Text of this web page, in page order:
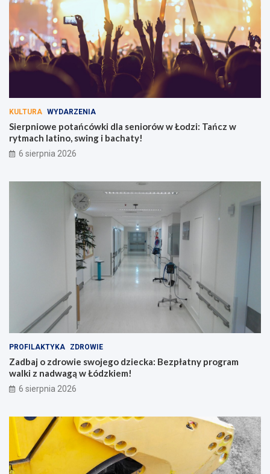
KULTURA WYDARZENIA
Sierpniowe potańcówki dla seniorów w Łodzi: Tańcz w
rytmach latino, swing i bachaty!
6 sierpnia 2026
PROFILAKTYKA ZDROWIE
Zadbaj o zdrowie swojego dziecka: Bezpłatny program
walki z nadwagą w Łódzkiem!
6 sierpnia 2026